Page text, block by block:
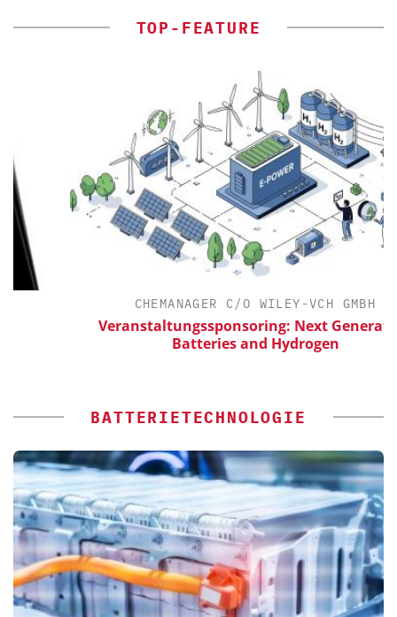
TOP-FEATURE
CHEMANAGER C/O WILEY-VCH GMBH
Veranstaltungssponsoring: Next Generation
Batteries and Hydrogen
BATTERIETECHNOLOGIE